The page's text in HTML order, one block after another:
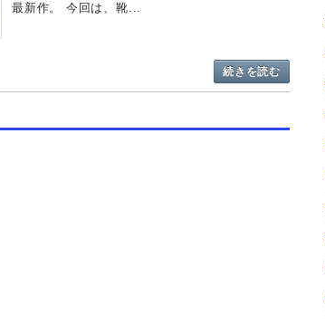
最新作。 今回は、靴...
続きを読む